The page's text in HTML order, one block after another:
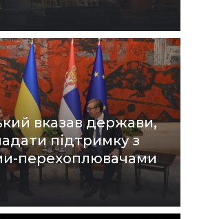
вказав держави,
підтримку з
перехоплювачами